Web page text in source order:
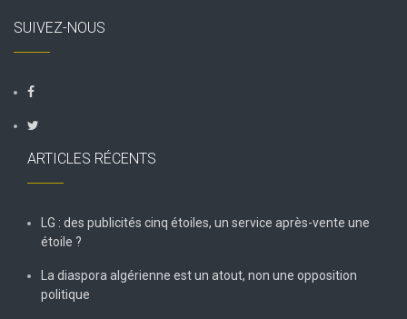
SUIVEZ-NOUS
ARTICLES RÉCENTS
LG : des publicités cinq étoiles, un service après-vente une
étoile ?
La diaspora algérienne est un atout, non une opposition
politique